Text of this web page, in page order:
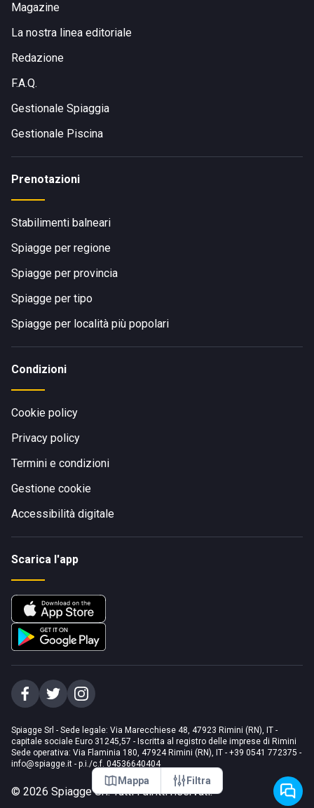
Mappa Filtra
Magazine
La nostra linea editoriale
Redazione
F.A.Q.
Gestionale Spiaggia
Gestionale Piscina
Prenotazioni
Stabilimenti balneari
Spiagge per regione
Spiagge per provincia
Spiagge per tipo
Spiagge per località più popolari
Condizioni
Cookie policy
Privacy policy
Termini e condizioni
Gestione cookie
Accessibilità digitale
Scarica l'app
Spiagge Srl - Sede legale: Via Marecchiese 48, 47923 Rimini (RN), IT -
capitale sociale Euro 31245,57 - Iscritta al registro delle imprese di Rimini
Sede operativa: Via Flaminia 180, 47924 Rimini (RN), IT - +39 0541 772375 -
info@spiagge.it - p.i./c.f. 04536640404
© 2026 Spiagge Srl. Tutti i diritti riservati.